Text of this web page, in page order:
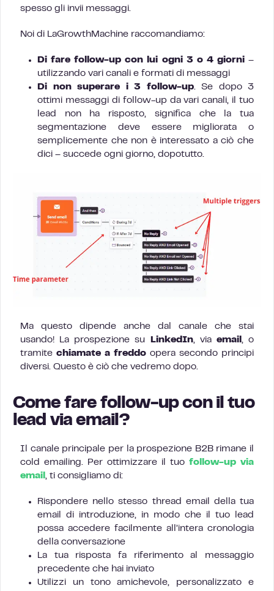
spesso gli invii messaggi.
Noi di LaGrowthMachine raccomandiamo:
Di fare follow-up con lui ogni 3 o 4 giorni–
utilizzando vari canali e formati di messaggi
Di non superare i 3 follow-up. Se dopo 3
ottimi messaggi di follow-up da vari canali, il tuo
lead non ha risposto, significa che la tua
segmentazione deve essere migliorata o
semplicemente che non è interessato a ciò che
dici – succede ogni giorno, dopotutto.
Ma questo dipende anche dal canale che stai
usando! La prospezione su
LinkedIn, via email , o
tramite chiamate a freddo opera secondo principi
diversi. Questo è ciò che vedremo dopo.
Come fare follow-up con il tuo
lead via email?
Il canale principale per la prospezione B2B rimane il
cold emailing. Per ottimizzare il tuo follow-up via
email , ti consigliamo di:
Rispondere nello stesso thread email della tua
email di introduzione, in modo che il tuo lead
possa accedere facilmente all’intera cronologia
della conversazione
La tua risposta fa riferimento al messaggio
precedente che hai inviato
Utilizzi un tono amichevole, personalizzato e